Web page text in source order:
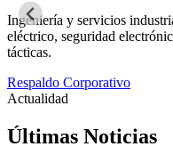
Ingeniería y servicios
eléctrico, seguridad
tácticas.
Respaldo Corporativo
Actualidad
Últimas Noticias